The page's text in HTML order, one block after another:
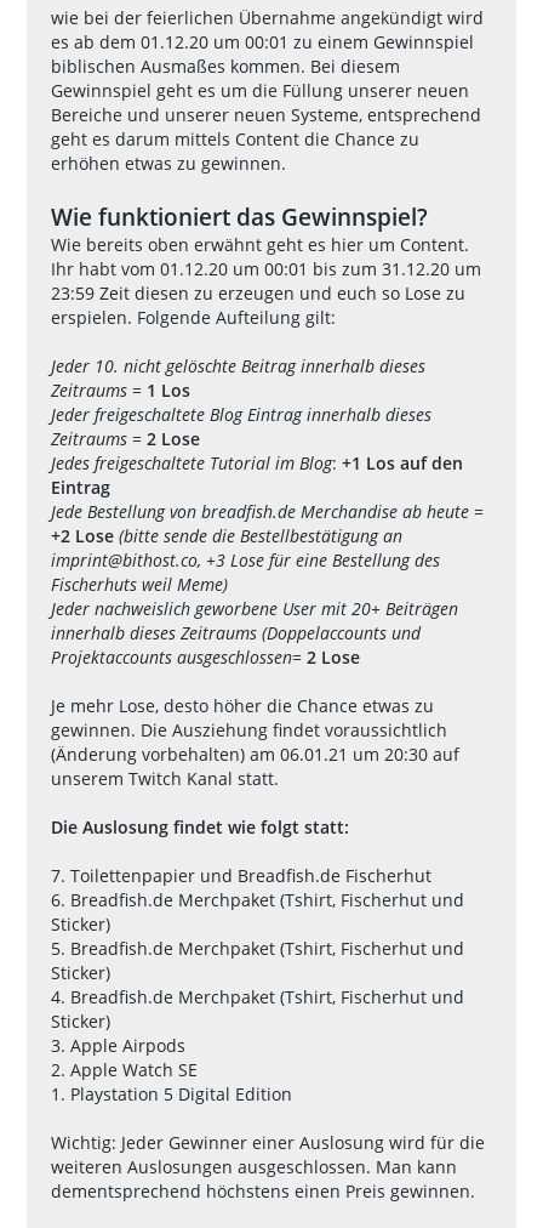
wie bei der feierlichen Übernahme angekündigt wird
es ab dem 01.12.20 um 00:01 zu einem Gewinnspiel
biblischen Ausmaßes kommen. Bei diesem
Gewinnspiel geht es um die Füllung unserer neuen
Bereiche und unserer neuen Systeme, entsprechend
geht es darum mittels Content die Chance zu
erhöhen etwas zu gewinnen.
Wie funktioniert das Gewinnspiel?
Wie bereits oben erwähnt geht es hier um Content.
Ihr habt vom 01.12.20 um 00:01 bis zum 31.12.20 um
23:59 Zeit diesen zu erzeugen und euch so Lose zu
erspielen. Folgende Aufteilung gilt:
Jeder 10. nicht gelöschte Beitrag innerhalb dieses
Zeitraums = 1 Los
Jeder freigeschaltete Blog Eintrag innerhalb dieses
Zeitraums=2 Lose
Jedes freigeschaltete Tutorial im Blog:+1 Los auf den
Eintrag
Jede Bestellung vonbreadfish.de Merchandise ab heute=
+2 Lose(bitte sende die Bestellbestätigung an
imprint@bithost.co, +3 Lose für eine Bestellung des
Fischerhuts weil Meme)
Jeder nachweislich geworbene User mit 20+ Beiträgen
innerhalb dieses Zeitraums (Doppelaccounts und
Projektaccounts ausgeschlossen=2 Lose
Je mehr Lose, desto höher die Chance etwas zu
gewinnen. Die Ausziehung findet voraussichtlich
(Änderung vorbehalten) am 06.01.21 um 20:30 auf
unserem Twitch Kanal statt.
Die Auslosung findet wie folgt statt:
7. Toilettenpapier und Breadfish.de Fischerhut
6. Breadfish.de Merchpaket (Tshirt, Fischerhut und
Sticker)
5. Breadfish.de Merchpaket (Tshirt, Fischerhut und
Sticker)
4. Breadfish.de Merchpaket (Tshirt, Fischerhut und
Sticker)
3. Apple Airpods
2. Apple Watch SE
1. Playstation 5 Digital Edition
Wichtig: Jeder Gewinner einer Auslosung wird für die
weiteren Auslosungen ausgeschlossen. Man kann
dementsprechend höchstens einen Preis gewinnen.